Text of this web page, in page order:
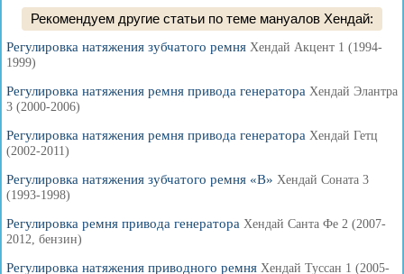
Рекомендуем другие статьи по теме мануалов Хендай:
Регулировка натяжения зубчатого ремня Хендай Акцент 1 (1994-
1999)
Регулировка натяжения ремня привода генератора Хендай Элантра
3 (2000-2006)
Регулировка натяжения ремня привода генератора Хендай Гетц
(2002-2011)
Регулировка натяжения зубчатого ремня «В» Хендай Соната 3
(1993-1998)
Регулировка ремня привода генератора Хендай Санта Фе 2 (2007-
2012, бензин)
Регулировка натяжения приводного ремня Хендай Туссан 1 (2005-